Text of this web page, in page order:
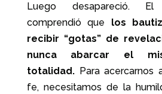
Luego desapareció.
comprendió que los
recibir “gotas” de
nunca abarcar el
totalidad. Para acercarnos
fe, necesitamos de la